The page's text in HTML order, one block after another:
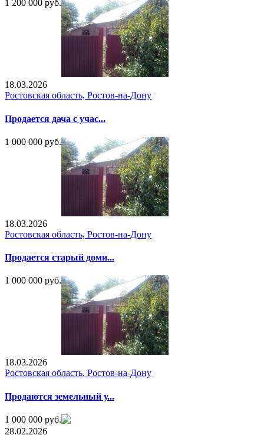
1 200 000 руб.
18.03.2026
Ростовская область, Ростов-на-Дону
Продается дача с учас...
1 000 000 руб.
18.03.2026
Ростовская область, Ростов-на-Дону
Продается старый доми...
1 000 000 руб.
18.03.2026
Ростовская область, Ростов-на-Дону
Продаются земельный у...
1 000 000 руб.
28.02.2026